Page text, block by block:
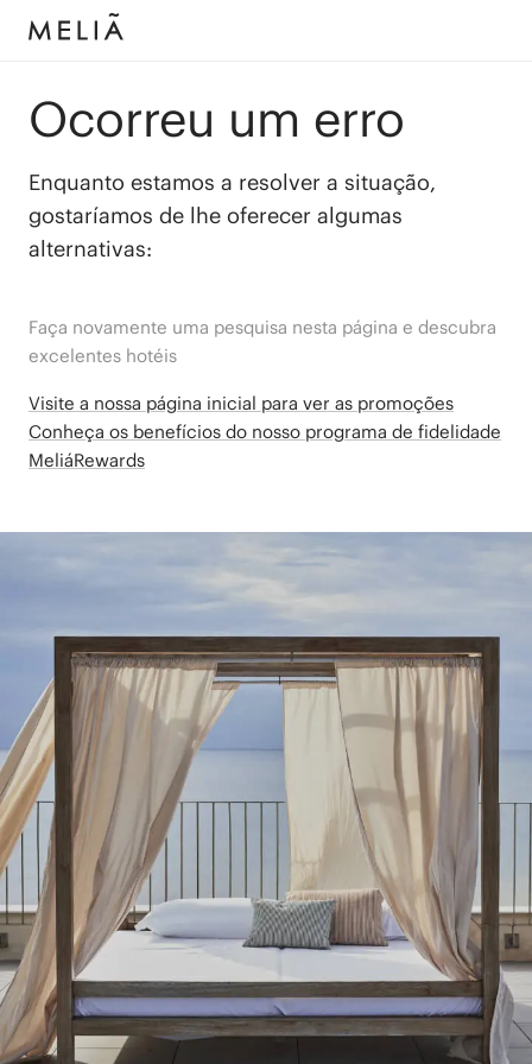
Ocorreu um erro
Enquanto estamos a resolver a situação,
gostaríamos de lhe oferecer algumas
alternativas:
Faça novamente uma pesquisa nesta página e descubra
excelentes hotéis
Visite a nossa página inicial para ver as promoções
Conheça os benefícios do nosso programa de fidelidade
MeliáRewards